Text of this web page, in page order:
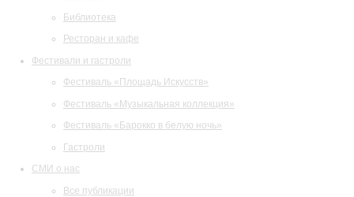
Библиотека
Ресторан и кафе
Фестивали и гастроли
Фестиваль «Площадь Искусств»
Фестиваль «Музыкальная коллекция»
Фестиваль «Барокко в белую ночь»
Гастроли
СМИ о нас
Все публикации